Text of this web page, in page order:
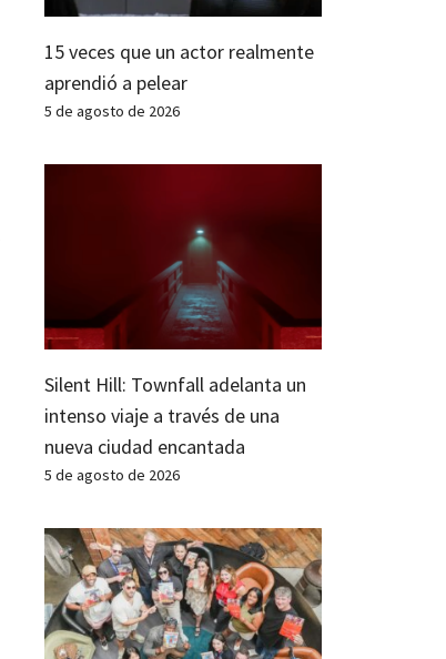
15 veces que un actor realmente
aprendió a pelear
5 de agosto de 2026
Silent Hill: Townfall adelanta un
intenso viaje a través de una
nueva ciudad encantada
5 de agosto de 2026